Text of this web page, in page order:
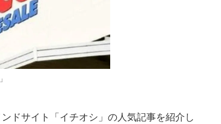
ドサイト「イチオシ」の人気記事を紹介し